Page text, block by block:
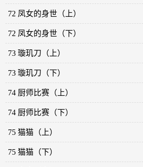
72 凤女的身世（上）
72 凤女的身世（下）
73 璇玑刀（上）
73 璇玑刀（下）
74 厨师比赛（上）
74 厨师比赛（下）
75 猫猫（上）
75 猫猫（下）